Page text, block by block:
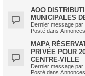
AOO
MUNICIPALES
Dernier message par
Posté dans
MAPA
PRIVÉE POUR
CENTRE-VILLE
Dernier message par
Posté dans